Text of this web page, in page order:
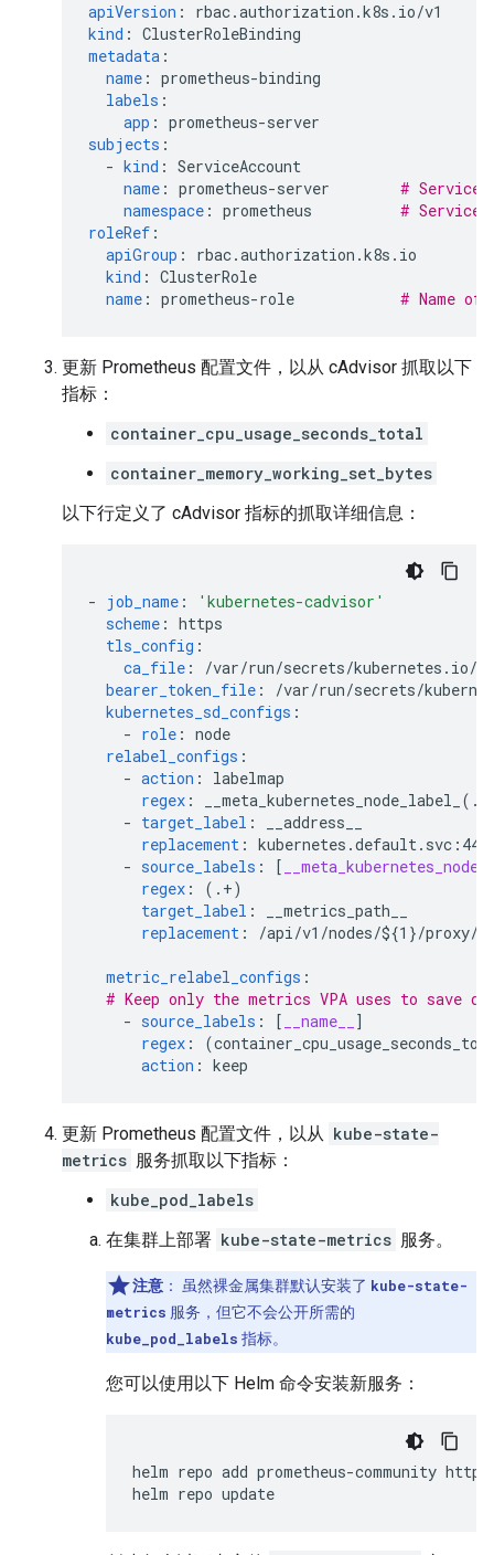
apiVersion :
rbac.authorization.k8s.io/v1
kind : ClusterRoleBinding
metadata :
name : prometheus-binding
labels :
app : prometheus-server
subjects :
- kind : ServiceAccount
name : prometheus-server
# Service
namespace : prometheus
# Service
roleRef :
apiGroup :
rbac.authorization.k8s.io
kind : ClusterRole
name : prometheus-role # Name of
更新 Prometheus 配置文件，以从 cAdvisor 抓取以下
指标：
container_cpu_usage_seconds_total
container_memory_working_set_bytes
以下行定义了 cAdvisor 指标的抓取详细信息：
- job_name :
'kubernetes-cadvisor'
scheme : https
tls_config :
ca_file :
/var/run/secrets/kubernetes.io/
bearer_token_file :
/var/run/secrets/
kubernetes_sd_configs :
- role : node
relabel_configs :
- action :
labelmap
regex :
- target_label :
__address__
replacement : kubernetes.default.svc:443
- source_labels : [
regex :
(.+)
target_label :
__metrics_path__
replacement : /api/v1/nodes/${1}/proxy/
metric_relabel_configs :
# Keep only the metrics VPA uses to save
- source_labels : [ __name__
]
regex :
action : keep
更新 Prometheus 配置文件，以从 kube-state-
metrics 服务抓取以下指标：
kube_pod_labels
在集群上部署 kube-state-metrics 服务。
注意 ： 虽然裸金属集群默认安装了 kube-state-
metrics 服务，但它不会公开所需的
kube_pod_labels 指标。
您可以使用以下 Helm 命令安装新服务：
helm repo add prometheus-community
helm repo